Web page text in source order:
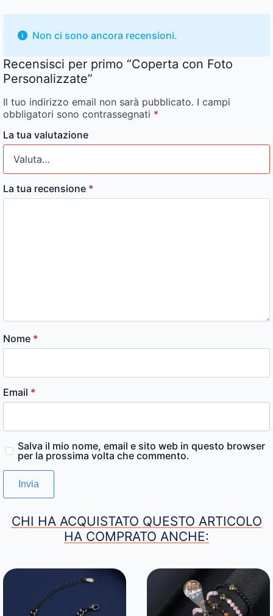
Non ci sono ancora recensioni.
Recensisci per primo “Coperta con Foto
Personalizzate”
Il tuo indirizzo email non sarà pubblicato. I campi
obbligatori sono contrassegnati *
La tua valutazione
La tua recensione *
Nome *
Email *
Salva il mio nome, email e sito web in questo browser
per la prossima volta che commento.
CHI HA ACQUISTATO QUESTO ARTICOLO
HA COMPRATO ANCHE: